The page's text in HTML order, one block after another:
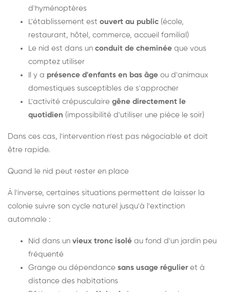
d'hyménoptères
L'établissement est ouvert au public (école,
restaurant, hôtel, commerce, accueil familial)
Le nid est dans un conduit de cheminée que vous
comptez utiliser
Il y a présence d'enfants en bas âge ou d'animaux
domestiques susceptibles de s'approcher
L'activité crépusculaire gêne directement le
quotidien (impossibilité d'utiliser une pièce le soir)
Dans ces cas, l'intervention n'est pas négociable et doit
être rapide.
Quand le nid peut rester en place
À l'inverse, certaines situations permettent de laisser la
colonie suivre son cycle naturel jusqu'à l'extinction
automnale :
Nid dans un vieux tronc isolé au fond d'un jardin peu
fréquenté
Grange ou dépendance sans usage régulier et à
distance des habitations